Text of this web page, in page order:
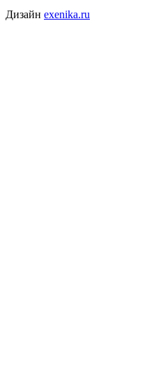
Дизайн exenika.ru